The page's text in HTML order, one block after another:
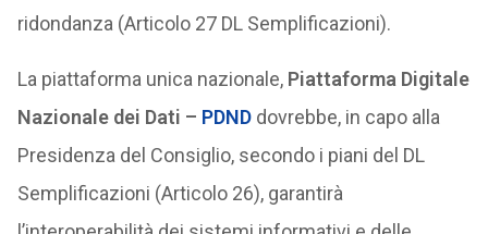
ridondanza (Articolo 27 DL Semplificazioni).
La piattaforma unica nazionale, Piattaforma Digitale
Nazionale dei Dati – PDNDdovrebbe, in capo alla
Presidenza del Consiglio, secondo i piani del DL
Semplificazioni (Articolo 26), garantirà